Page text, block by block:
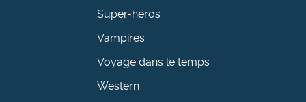
Super-héros
Vampires
Voyage dans le temps
Western